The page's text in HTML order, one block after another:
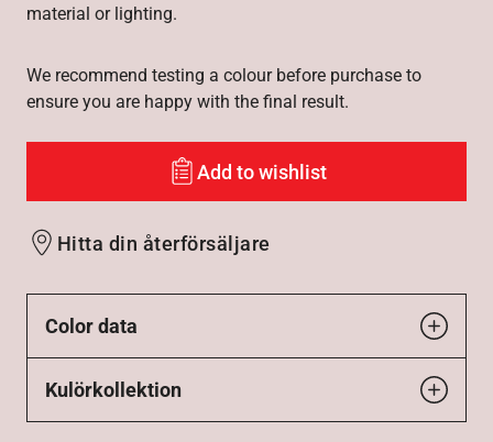
material or lighting.
We recommend testing a colour before purchase to
ensure you are happy with the final result.
Add to wishlist
Hitta din återförsäljare
Color data
Kulörkollektion